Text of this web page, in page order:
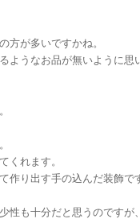
方が多いですかね。
ようなお品が無いように思
くれます。
作り出す手の込んだ装飾で
性も十分だと思うのですが